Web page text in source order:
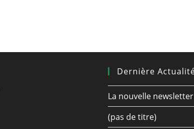
Dernière
La nouvelle
(pas de titre)